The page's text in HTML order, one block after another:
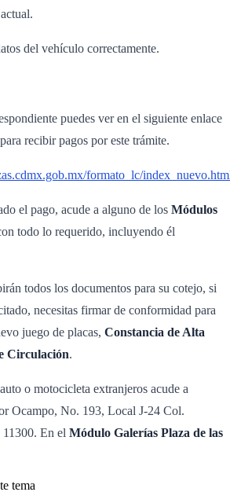
del vehículo correctamente.
puedes ver en el siguiente enlace
recibir pagos por este trámite.
formato_lc/
el pago, acude a alguno de los Módulos
todo lo requerido, incluyendo él
todos los documentos para su cotejo, si
necesitas firmar de conformidad para
juego de placas, Constancia de Alta
Circulación.
o motocicleta extranjeros acude a
Ocampo, No. 193, Local J-24 Col.
En el Módulo Galerías Plaza de las
tema